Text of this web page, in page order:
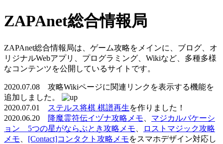
ZAPAnet総合情報局
ZAPAnet総合情報局は、ゲーム攻略をメインに、ブログ、オ
リジナルWebアプリ、プログラミング、Wikiなど、多種多様
なコンテンツを公開しているサイトです。
2020.07.08 攻略Wikiページに関連リンクを表示する機能を
追加しました。
2020.07.01
ステルス将棋 棋譜再生を作りました！
2020.06.20
降魔霊符伝イヅナ攻略メモ
マジカルバケーシ
ョン 5つの星がならぶとき攻略メモ
ロストマジック攻略
メモ
[Contact]コンタクト攻略メモをスマホデザイン対応し